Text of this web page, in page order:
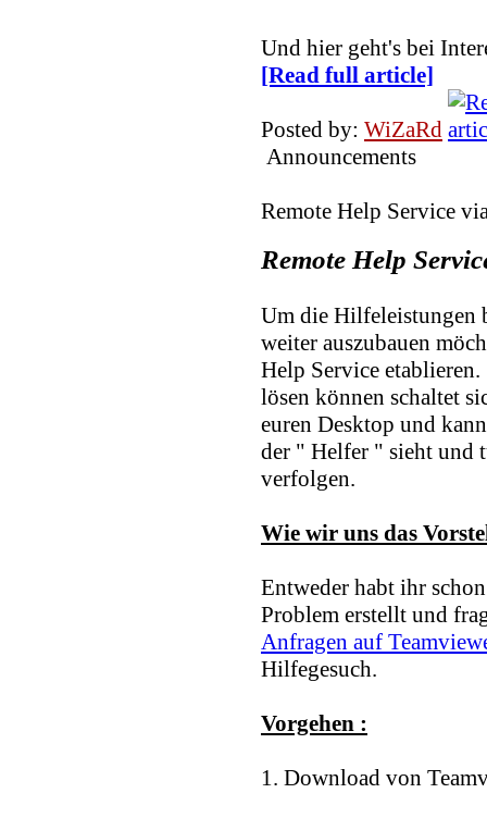
Und hier geht's bei
[Read full article]
Posted by: WiZaRd
Announcements
Remote Help Service
Remote Help
Um die Hilfeleistungen
weiter auszubauen
Help Service
lösen können schaltet
euren Desktop und
der " Helfer " sieht und
verfolgen.
Wie wir uns das
Entweder habt ihr
Problem erstellt und
Anfragen auf
Hilfegesuch.
Vorgehen :
1. Download von